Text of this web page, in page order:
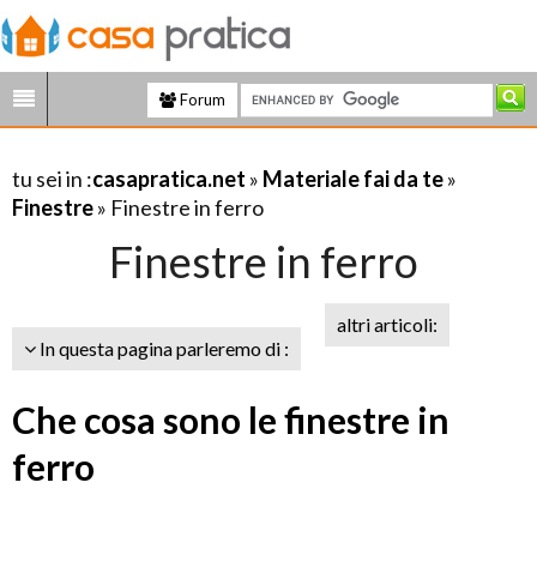
Forum
tu sei in :casapratica.net » Materiale fai da te»
Finestre» Finestre in ferro
Finestre in ferro
In questa pagina parleremo di :
altri articoli:
Che cosa sono le finestre in
ferro